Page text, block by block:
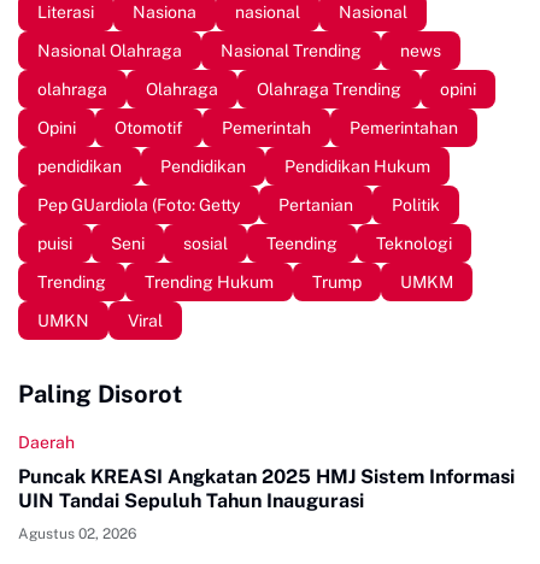
Literasi
Nasiona nasional
Nasional
Nasional Olahraga
Nasional Trending
news
olahraga
Olahraga Olahraga Trending
opini
Opini
Otomotif Pemerintah
Pemerintahan
pendidikan
Pendidikan
Pendidikan Hukum
Pep GUardiola (Foto: Getty
Pertanian
Politik
puisi
Seni sosial Teending
Teknologi
Trending
Trending Hukum Trump
UMKM
UMKN
Viral
Paling Disorot
Daerah
Puncak KREASI Angkatan 2025 HMJ Sistem Informasi
UIN Tandai Sepuluh Tahun Inaugurasi
Agustus 02, 2026